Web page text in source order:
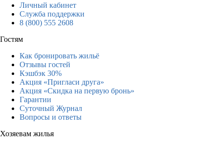
Личный кабинет
Служба поддержки
8 (800) 555 2608
Гостям
Как бронировать жильё
Отзывы гостей
Кэшбэк 30%
Акция «Пригласи друга»
Акция «Скидка на первую бронь»
Гарантии
Суточный Журнал
Вопросы и ответы
Хозяевам жилья